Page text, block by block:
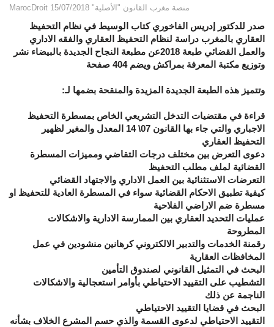
MarocDroit منصة مغرب القانون "الأصلية" 15/07/2018
صدر للدكتور إدريس الفاخوري كتاب الوسيط في نظام التحفيظ
العقاري بالمغرب دراسة لنظام التحفيظ العقاري والفقه الاداري
والعمل القضائي طبعة 2018عن مطبعة النجاح الجديدة بالبيضاء نشر
وتوزيع مكتبة المعرفة بمراكش ويضم 404 صفحة
وتتميز هذه الطبعة الجديدة المزيدة والمنقحة بضمها لـ:
قراءة في مقتضيات التدخل التشريعي الخاص بمسطرة التحفيظ
الاجباري والتي جاء بها ال
قانون 07\ 14 المعدل والمغير لظهير
التحفيظ العقاري
دعوى التعرض بين مختلف درجات التقاضي ومميزات المسطرة
القضائية لملف مطلب التحفيظ
التعرضات الاستثنائية بين العمل الاداري والاجتهاد القضائي
كيفية تطبيق الاحكام القضائية سواء في المسطرة العادية للتحفيظ او
مسطرة ضم الاراضي الفلاحية
عمليات التحديد العقاري بين الممارسة الادارية والاشكالات
المطروحة
رقمنة الخدمات والتدبير الالكتروني كرهانين منشودين في عمل
المخافظات العقارية
البحث في التمثيل القانوني لصندوق التأمين
التشطيب على التقييد الاحتياطي بأوامر استعجالية والاشكالات
الناجمة عن ذلك
البحث في قضايا التقييد الاحتياطي
التقييد الاحتياطي لدعوى القسمة والذي حسم المشرع الخلاف بشأنه